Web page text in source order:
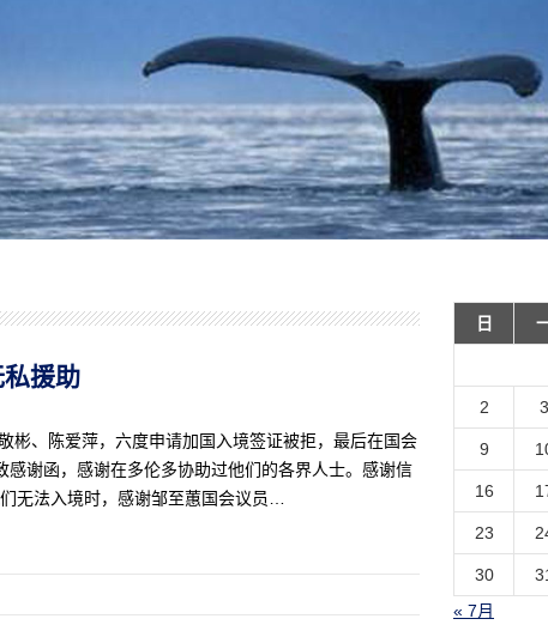
援助
彬、陈爱萍，六度申请加国入境签证被拒，最后在国会
谢函，感谢在多伦多协助过他们的各界人士。感谢信
无法入境时，感谢邹至蕙国会议员…
日
2 3
9
16
23
30
« 7月